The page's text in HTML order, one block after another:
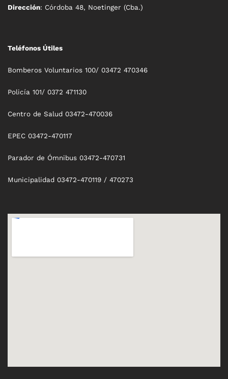
Dirección: Córdoba 48, Noetinger (Cba.)
Teléfonos Útiles
Bomberos Voluntarios 100/ 03472 470346
Policía 101/ 0372 471130
Centro de Salud 03472-470036
EPEC 03472-470117
Parador de Ómnibus 03472-470731
Municipalidad 03472-470119 / 470273